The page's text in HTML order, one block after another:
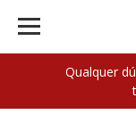
Qualquer